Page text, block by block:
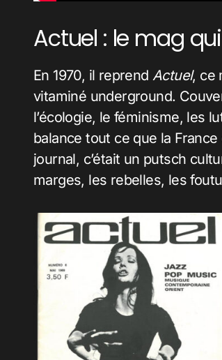
Actuel : le mag
En 1970, il reprend Actuel, ce
vitaminé underground.
l’écologie, le féminisme, les
balance tout ce que la
journal, c’était un putsch
marges, les rebelles, les